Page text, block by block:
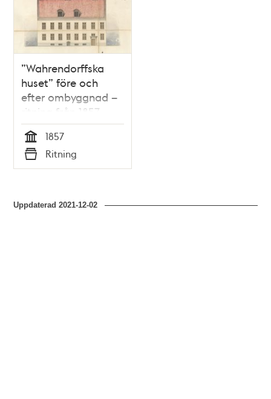
”Wahrendorffska
huset” före och
efter ombyggnad –
ritning från 1857
Tid
1857
Typ
Ritning
Uppdaterad2021-12-02